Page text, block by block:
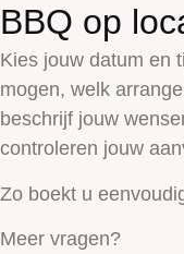
BBQ op
Kies jouw datum en
mogen, welk
beschrijf jouw
controleren jouw
Zo boekt u
Meer vragen?